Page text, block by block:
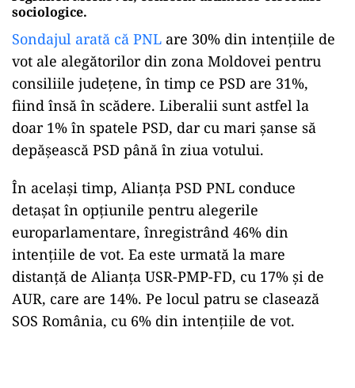
sociologice.
Sondajul arată că PNL are 30% din intențiile de
vot ale alegătorilor din zona Moldovei pentru
consiliile județene, în timp ce PSD are 31%,
fiind însă în scădere. Liberalii sunt astfel la
doar 1% în spatele PSD, dar cu mari șanse să
depășească PSD până în ziua votului.
În același timp, Alianța PSD PNL conduce
detașat în opțiunile pentru alegerile
europarlamentare, înregistrând 46% din
intențiile de vot. Ea este urmată la mare
distanță de Alianța USR-PMP-FD, cu 17% și de
AUR, care are 14%. Pe locul patru se clasează
SOS România, cu 6% din intențiile de vot.